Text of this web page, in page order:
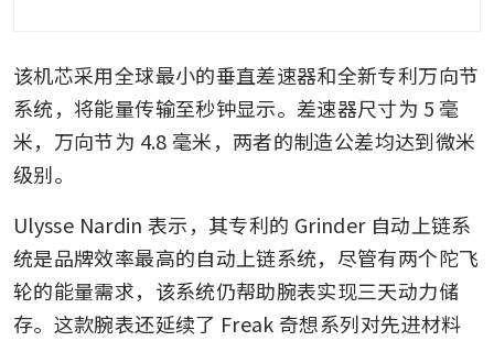
该机芯采用全球最小的垂直差速器和全新专利万向节
系统，将能量传输至秒钟显示。差速器尺寸为 5 毫
米，万向节为 4.8 毫米，两者的制造公差均达到微米
级别。
Ulysse Nardin 表示，其专利的 Grinder 自动上链系
统是品牌效率最高的自动上链系统，尽管有两个陀飞
轮的能量需求，该系统仍帮助腕表实现三天动力储
存。这款腕表还延续了 Freak 奇想系列对先进材料